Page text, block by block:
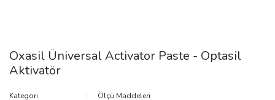
Oxasil Üniversal Activator Paste - Optasil
Aktivatör
Kategori
Ölçü Maddeleri